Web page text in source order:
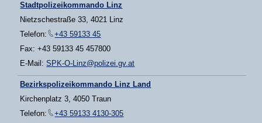
Stadtpolizeikommando Linz
Nietzschestraße 33, 4021 Linz
Telefon:
+43 59133 45
Fax: +43 59133 45 457800
E-Mail:SPK-O-Linz@polizei.gv.at
Bezirkspolizeikommando Linz Land
Kirchenplatz 3, 4050 Traun
Telefon:
+43 59133 4130-305